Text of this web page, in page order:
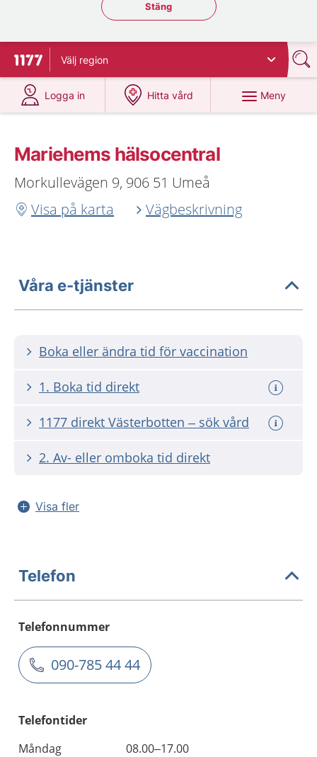
Stäng regionsväljaren
Stäng
Till startsidan för 1177
Välj region
Logga in
på 1177.se
Hitta vård
på 1177.se
Meny
Mariehems hälsocentral
Morkullevägen 9, 906 51 Umeå
Visa på karta
Vägbeskrivning
Våra e-tjänster
Boka eller ändra tid för vaccination
1. Boka tid direkt
1177 direkt Västerbotten – sök vård
2. Av- eller omboka tid direkt
Visa fler
Telefon
Telefonnummer
090-785 44 44
Telefontider
Måndag
08.00–17.00